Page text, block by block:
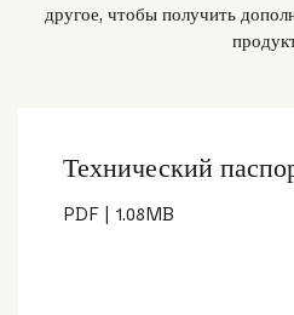
другое, чтобы получить
Технический
PDF 1.08 MB